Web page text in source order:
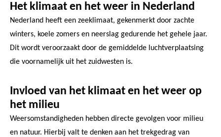
Het klimaat en het weer in Nederland
Nederland heeft een zeeklimaat, gekenmerkt door zachte
winters, koele zomers en neerslag gedurende het gehele jaar.
Dit wordt veroorzaakt door de gemiddelde luchtverplaatsing
die voornamelijk uit het zuidwesten is.
Invloed van het klimaat en het weer op
het milieu
Weersomstandigheden hebben directe gevolgen voor milieu
en natuur. Hierbij valt te denken aan het trekgedrag van